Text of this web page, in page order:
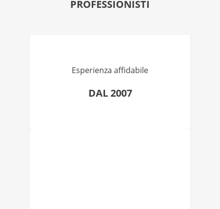
PROFESSIONISTI
Esperienza affidabile
DAL 2007